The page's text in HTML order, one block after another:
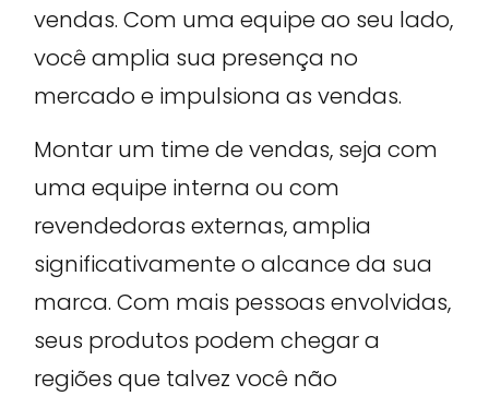
vendas. Com uma equipe ao seu lado,
você amplia sua presença no
mercado e impulsiona as vendas.
Montar um time de vendas, seja com
uma equipe interna ou com
revendedoras externas, amplia
significativamente o alcance da sua
marca. Com mais pessoas envolvidas,
seus produtos podem chegar a
regiões que talvez você não